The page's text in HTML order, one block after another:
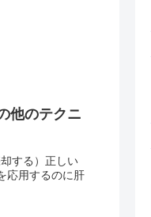
他のテクニ
する）正しい
応用するのに肝